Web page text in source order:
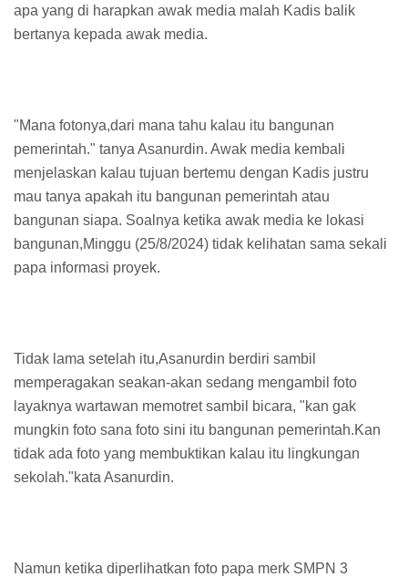
apa yang di harapkan awak media malah Kadis balik
bertanya kepada awak media.
"Mana fotonya,dari mana tahu kalau itu bangunan
pemerintah." tanya Asanurdin. Awak media kembali
menjelaskan kalau tujuan bertemu dengan Kadis justru
mau tanya apakah itu bangunan pemerintah atau
bangunan siapa. Soalnya ketika awak media ke lokasi
bangunan,Minggu (25/8/2024) tidak kelihatan sama sekali
papa informasi proyek.
Tidak lama setelah itu,Asanurdin berdiri sambil
memperagakan seakan-akan sedang mengambil foto
layaknya wartawan memotret sambil bicara, "kan gak
mungkin foto sana foto sini itu bangunan pemerintah.Kan
tidak ada foto yang membuktikan kalau itu lingkungan
sekolah."kata Asanurdin.
Namun ketika diperlihatkan foto papa merk SMPN 3